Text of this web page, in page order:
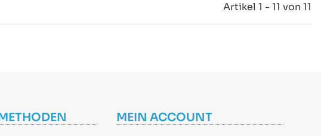
Artikel 1 - 11 von 11
MEIN ACCOUNT